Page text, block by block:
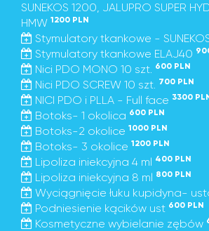
SUNEKOS 1200, JALUPRO SUPER
HMW 1200 PLN
Stymulatory tkankowe -
Stymulatory tkankowe ELAJ40
Nici PDO MONO 10 szt. 600 PLN
Nici PDO SCREW 10 szt. 700 PLN
NICI PDO i PLLA - Full face 3300
Botoks- 1 okolica 600 PLN
Botoks-2 okolice 1000 PLN
Botoks- 3 okolice 1200 PLN
Lipoliza iniekcyjna 4 ml 400 PLN
Lipoliza iniekcyjna 8 ml 800 PLN
Wyciągnięcie łuku kupidyna-
Podniesienie kącików ust 600 PLN
Kosmetyczne wybielanie zębów